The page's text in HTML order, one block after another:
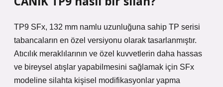
TP9 SFx, 132 mm namlu uzunluğuna sahip TP serisi
tabancaların en özel versiyonu olarak tasarlanmıştır.
Atıcılık meraklılarının ve özel kuvvetlerin daha hassas
ve bireysel atışlar yapabilmesini sağlamak için SFx
modeline silahta kişisel modifikasyonlar yapma